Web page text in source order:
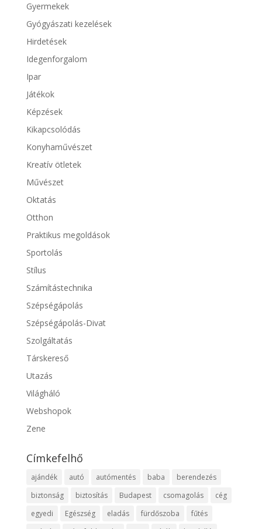
Gyermekek
Gyógyászati kezelések
Hirdetések
Idegenforgalom
Ipar
Játékok
Képzések
Kikapcsolódás
Konyhaművészet
Kreatív ötletek
Művészet
Oktatás
Otthon
Praktikus megoldások
Sportolás
Stílus
Számítástechnika
Szépségápolás
Szépségápolás-Divat
Szolgáltatás
Társkereső
Utazás
Világháló
Webshopok
Zene
Címkefelhő
ajándék autó autómentés baba
berendezés
biztonság
biztosítás Budapest csomagolás
cég
egyedi
Egészség eladás fürdőszoba
fűtés